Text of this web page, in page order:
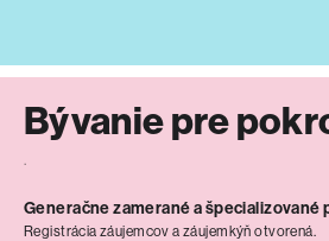
Bývanie pre
.
Generačne zamerané a špecializované
Registrácia záujemcov a záujemkýň otvorená.